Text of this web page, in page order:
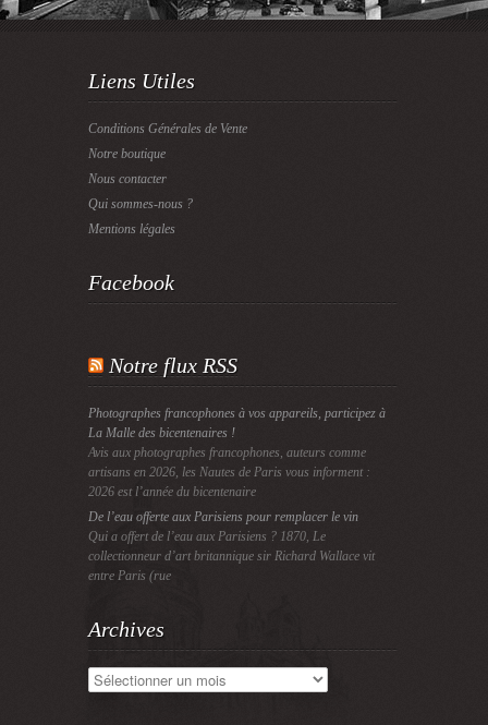
Liens Utiles
Conditions Générales de Vente
Notre boutique
Nous contacter
Qui sommes-nous ?
Mentions légales
Facebook
Notre flux RSS
Photographes francophones à vos appareils, participez à
La Malle des bicentenaires !
Avis aux photographes francophones, auteurs comme
artisans en 2026, les Nautes de Paris vous informent :
2026 est l’année du bicentenaire
De l’eau offerte aux Parisiens pour remplacer le vin
Qui a offert de l’eau aux Parisiens ? 1870, Le
collectionneur d’art britannique sir Richard Wallace vit
entre Paris (rue
Archives
Archives